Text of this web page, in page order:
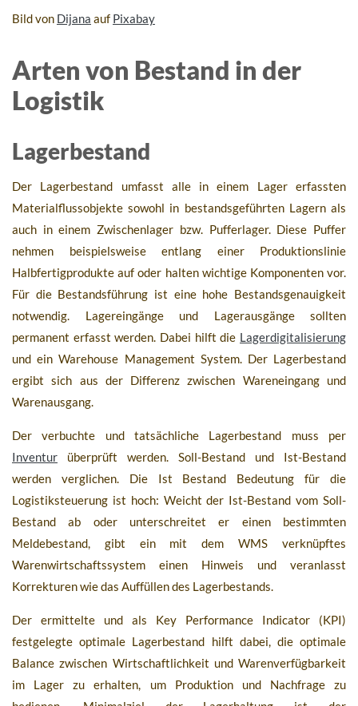
Bild von Dijana auf Pixabay
Arten von Bestand in der
Logistik
Lagerbestand
Der Lagerbestand umfasst alle in einem Lager erfassten
Materialflussobjekte sowohl in bestandsgeführten Lagern als
auch in einem Zwischenlager bzw. Pufferlager. Diese Puffer
nehmen beispielsweise entlang einer Produktionslinie
Halbfertigprodukte auf oder halten wichtige Komponenten vor.
Für die Bestandsführung ist eine hohe Bestandsgenauigkeit
notwendig. Lagereingänge und Lagerausgänge sollten
permanent erfasst werden. Dabei hilft die Lagerdigitalisierung
und ein Warehouse Management System. Der Lagerbestand
ergibt sich aus der Differenz zwischen Wareneingang und
Warenausgang.
Der verbuchte und tatsächliche Lagerbestand muss per
Inventur überprüft werden. Soll-Bestand und Ist-Bestand
werden verglichen. Die Ist Bestand Bedeutung für die
Logistiksteuerung ist hoch: Weicht der Ist-Bestand vom Soll-
Bestand ab oder unterschreitet er einen bestimmten
Meldebestand, gibt ein mit dem WMS verknüpftes
Warenwirtschaftssystem einen Hinweis und veranlasst
Korrekturen wie das Auffüllen des Lagerbestands.
Der ermittelte und als Key Performance Indicator (KPI)
festgelegte optimale Lagerbestand hilft dabei, die optimale
Balance zwischen Wirtschaftlichkeit und Warenverfügbarkeit
im Lager zu erhalten, um Produktion und Nachfrage zu